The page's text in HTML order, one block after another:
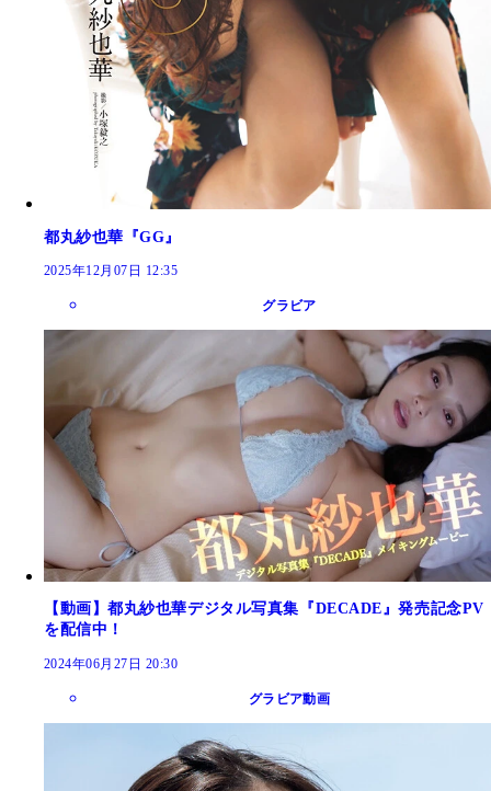
都丸紗也華『GG』
2025年12月07日 12:35
グラビア
【動画】都丸紗也華デジタル写真集『DECADE』発売記念PV
を配信中！
2024年06月27日 20:30
グラビア動画